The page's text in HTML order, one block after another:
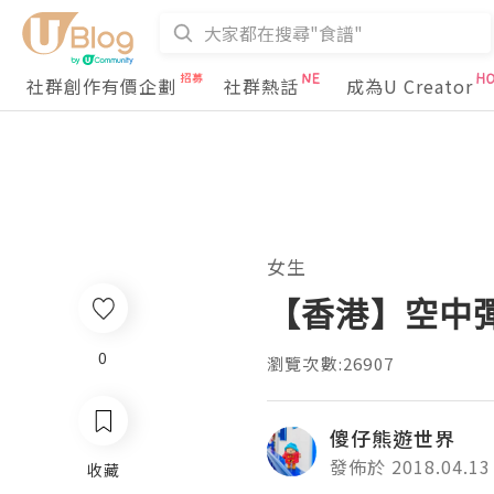
社群創作有價企劃 社群熱話 成為U Creator
0
收藏
女生
【香港】空
瀏覽次數:26907
傻仔熊遊世界
發佈於 2018.04.13